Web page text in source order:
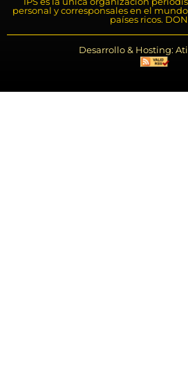
personal y corresponsales en el
países ricos.
Desarrollo & Hosting: